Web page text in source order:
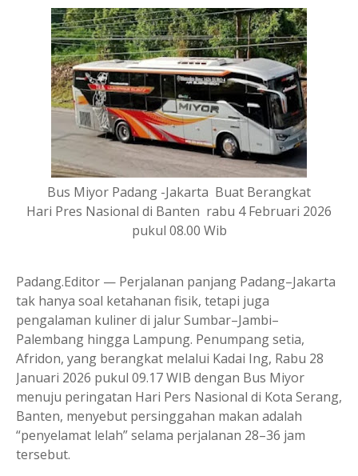
Bus Miyor Padang -Jakarta Buat Berangkat
Hari Pres Nasional di Banten rabu 4 Februari 2026
pukul 08.00 Wib
Padang.Editor — Perjalanan panjang Padang–Jakarta
tak hanya soal ketahanan fisik, tetapi juga
pengalaman kuliner di jalur Sumbar–Jambi–
Palembang hingga Lampung. Penumpang setia,
Afridon, yang berangkat melalui Kadai Ing, Rabu 28
Januari 2026 pukul 09.17 WIB dengan Bus Miyor
menuju peringatan Hari Pers Nasional di Kota Serang,
Banten, menyebut persinggahan makan adalah
“penyelamat lelah” selama perjalanan 28–36 jam
tersebut.